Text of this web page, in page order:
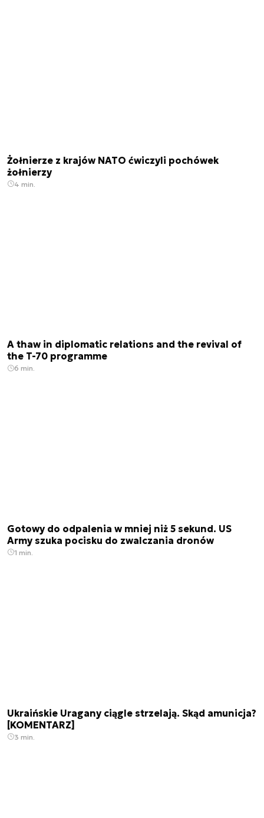
Żołnierze z krajów NATO ćwiczyli pochówek
żołnierzy
4 min.
A thaw in diplomatic relations and the revival of
the T-70 programme
6 min.
Gotowy do odpalenia w mniej niż 5 sekund. US
Army szuka pocisku do zwalczania dronów
1 min.
Ukraińskie Uragany ciągle strzelają. Skąd amunicja?
[KOMENTARZ]
3 min.